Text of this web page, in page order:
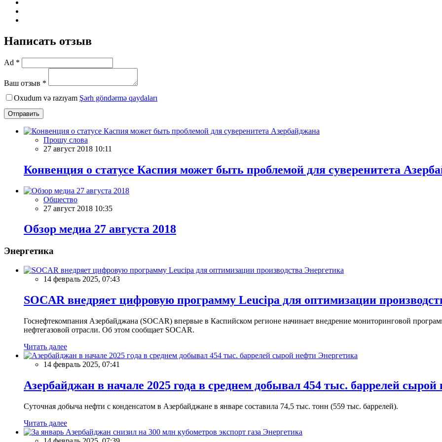
Написать отзыв
Ad *
Ваш отзыв *
Oxudum və razıyam Şərh göndərmə qaydaları
Отправить
Прошу слова
27 август 2018 10:11
Конвенция о статусе Каспия может быть проблемой для суверенитета
Общество
27 август 2018 10:35
Обзор медиа 27 августа 2018
Энергетика
Энергетика
14 февраль 2025, 07:43
SOCAR внедряет цифровую программу Leucipa для оптимизации
Госнефтекомпания Азербайджана (SOCAR) впервые в Каспийском регионе начинает внедрение мониторинговой
нефтегазовой отрасли. Об этом сообщает SOCAR.
Читать далее
Энергетика
14 февраль 2025, 07:41
Азербайджан в начале 2025 года в среднем добывал 454 тыс. баррелей сырой
Суточная добыча нефти с конденсатом в Азербайджане в январе составила 74,5 тыс. тонн (559 тыс. баррелей).
Читать далее
Энергетика